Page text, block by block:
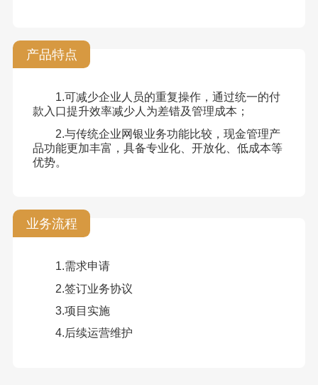
产品特点
1.可减少企业人员的重复操作，通过统一的付
款入口提升效率减少人为差错及管理成本；
2.与传统企业网银业务功能比较，现金管理产
品功能更加丰富，具备专业化、开放化、低成本等
优势。
业务流程
1.需求申请
2.签订业务协议
3.项目实施
4.后续运营维护